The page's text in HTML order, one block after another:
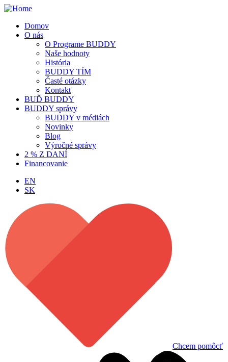
Domov
O nás
O Programe BUDDY
Naše hodnoty
História
BUDDY TÍM
Časté otázky
Kontakt
BUĎ BUDDY
BUDDY správy
BUDDY v médiách
Novinky
Blog
Výročné správy
2 % Z DANÍ
Financovanie
EN
SK
Chcem pomôcť